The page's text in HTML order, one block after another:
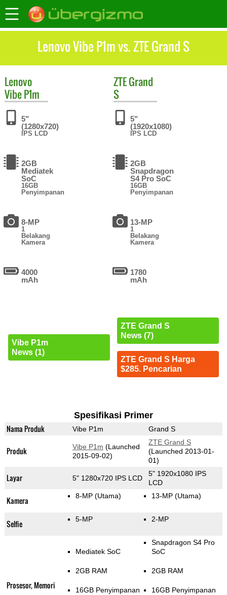
Lenovo Vibe P1m vs. ZTE Grand S
Lenovo
Vibe P1m
5"
(1280x720)
IPS LCD
2GB
Mediatek
SoC
16GB
Penyimpanan
8-MP
1
Belakang
Kamera
4000
mAh
Vibe P1m
News (1)
ZTEGrand
S
5"
(1920x1080)
IPS LCD
2GB
Snapdragon
S4 Pro SoC
16GB
Penyimpanan
13-MP
1
Belakang
Kamera
1780
mAh
ZTE Grand S
News (7)
ZTE Grand S Harga
$285. Pencarian
Spesifikasi Primer
Nama Produk Vibe P1m Grand S
Produk Vibe P1m (Launched
2015-09-02)
ZTE Grand S
(Launched 2013-01-
01)
Layar 5" 1280x720 IPS LCD
5" 1920x1080 IPS
LCD
Kamera 8-MP (Utama) 13-MP (Utama)
Selfie 5-MP 2-MP
Prosesor, Memori
Mediatek SoC
2GB RAM
16GB Penyimpanan
Snapdragon S4 Pro
SoC
2GB RAM
16GB Penyimpanan